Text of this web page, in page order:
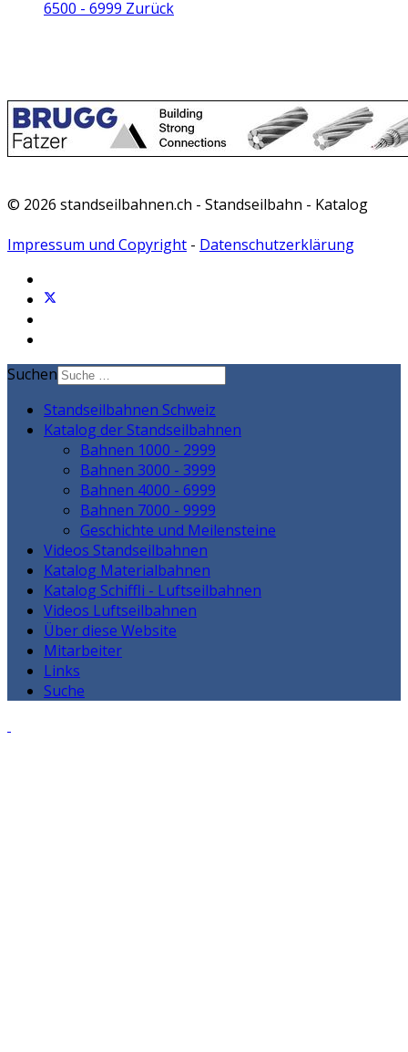
6500 - 6999 Zurück
© 2026 standseilbahnen.ch - Standseilbahn - Katalog
Impressum und Copyright - Datenschutzerklärung
Suchen
Standseilbahnen Schweiz
Katalog der Standseilbahnen
Bahnen 1000 - 2999
Bahnen 3000 - 3999
Bahnen 4000 - 6999
Bahnen 7000 - 9999
Geschichte und Meilensteine
Videos Standseilbahnen
Katalog Materialbahnen
Katalog Schiffli - Luftseilbahnen
Videos Luftseilbahnen
Über diese Website
Mitarbeiter
Links
Suche